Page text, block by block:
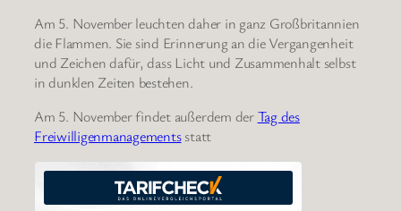
Am 5. November leuchten daher in ganz Großbritannien
die Flammen. Sie sind Erinnerung an die Vergangenheit
und Zeichen dafür, dass Licht und Zusammenhalt selbst
in dunklen Zeiten bestehen.
Am 5. November findet außerdem derTag des
Freiwilligenmanagementsstatt